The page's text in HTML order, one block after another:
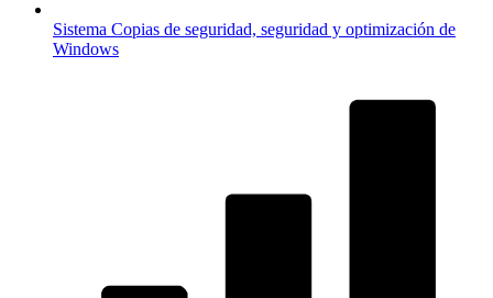
Sistema Copias de seguridad, seguridad y optimización de
Windows